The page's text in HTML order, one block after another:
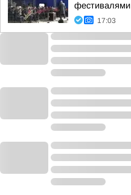
фестивалями
17:03